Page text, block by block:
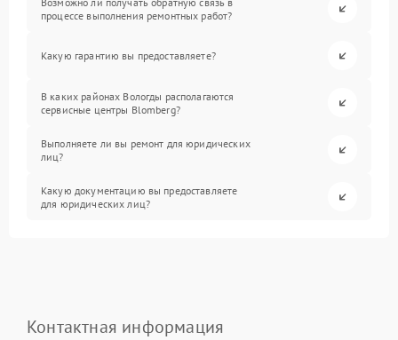
процессе выполнения ремонтных работ?
Какую гарантию вы предоставляете?
В каких районах Вологды располагаются
сервисные центры Blomberg?
Выполняете ли вы ремонт для юридических
лиц?
Какую документацию вы предоставляете
для юридических лиц?
Контактная информация